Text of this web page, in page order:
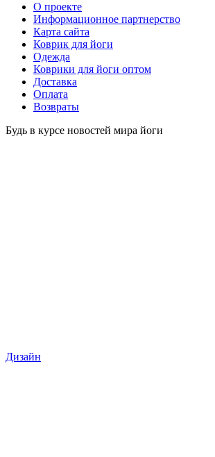
O проекте
Информационное партнерство
Карта сайта
Коврик для йоги
Одежда
Коврики для йоги оптом
Доставка
Оплата
Возвраты
Будь в курсе новостей мира йоги
Дизайн